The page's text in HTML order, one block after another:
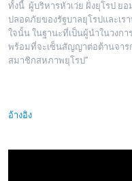
ทั้งนี้ ผู้บริหารหัวเว่ย ฝั่งยุโรป ย
ปลอดภัยของรัฐบาลยุโรปและเร
ใจนั้น ในฐานะที่เป็นผู้นำในวงก
พร้อมที่จะเซ็นสัญญาต่อต้านจาร
สมาชิกสหภาพยุโรป”
อ้างอิง